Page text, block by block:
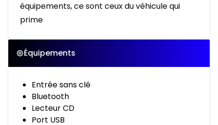
équipements, ce sont ceux du véhicule qui
prime
Équipements
Entrée sans clé
Bluetooth
Lecteur CD
Port USB